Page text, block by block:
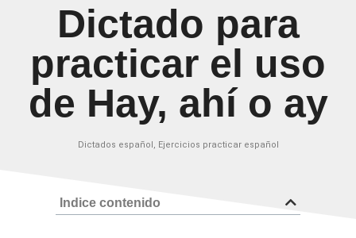
Dictado para
practicar el uso
de Hay, ahí o ay
Dictados español, Ejercicios practicar español
Indice contenido